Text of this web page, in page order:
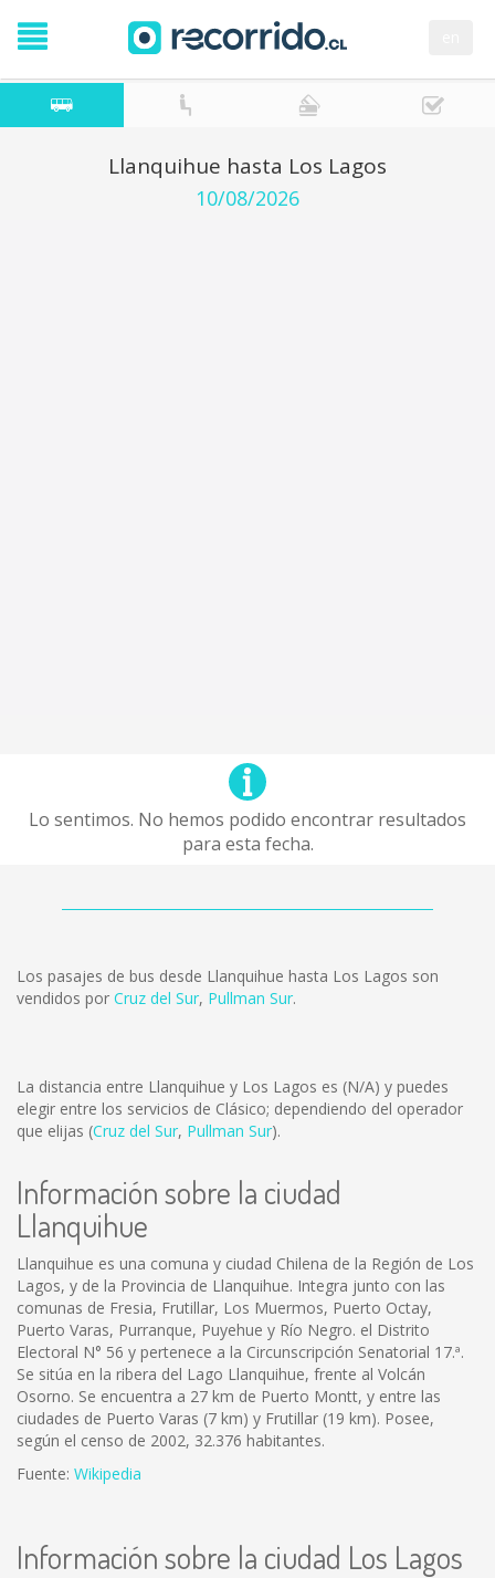
Llanquihue hasta Los Lagos
10/08/2026
Lo sentimos. No hemos podido encontrar resultados
para esta fecha.
Los pasajes de bus desde Llanquihue hasta Los Lagos son
vendidos por Cruz del Sur, Pullman Sur.
La distancia entre Llanquihue y Los Lagos es (N/A) y puedes
elegir entre los servicios de Clásico; dependiendo del operador
que elijas (Cruz del Sur, Pullman Sur).
Información sobre la ciudad
Llanquihue
Llanquihue es una comuna y ciudad Chilena de la Región de Los
Lagos, y de la Provincia de Llanquihue. Integra junto con las
comunas de Fresia, Frutillar, Los Muermos, Puerto Octay,
Puerto Varas, Purranque, Puyehue y Río Negro. el Distrito
Electoral N° 56 y pertenece a la Circunscripción Senatorial 17.ª.
Se sitúa en la ribera del Lago Llanquihue, frente al Volcán
Osorno. Se encuentra a 27 km de Puerto Montt, y entre las
ciudades de Puerto Varas (7 km) y Frutillar (19 km). Posee,
según el censo de 2002, 32.376 habitantes.
Fuente: Wikipedia
Información sobre la ciudad Los Lagos